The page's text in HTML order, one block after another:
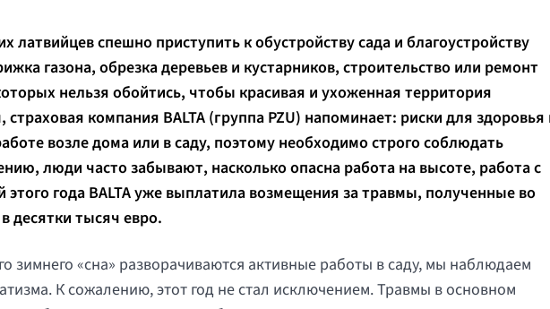
латвийцев спешно приступить к обустройству сада и благоустройству
газона, обрезка деревьев и кустарников, строительство или ремонт
нельзя обойтись, чтобы красивая и ухоженная территория
страховая компания BALTA (группа PZU) напоминает: риски для здоровья
возле дома или в саду, поэтому необходимо строго соблюдать
люди часто забывают, насколько опасна работа на высоте, работа с
этого года BALTAуже выплатила возмещения за травмы, полученные во
десятки тысяч евро.
зимнего «сна» разворачиваются активные работы в саду, мы наблюдаем
К сожалению, этот год не стал исключением. Травмы в основном